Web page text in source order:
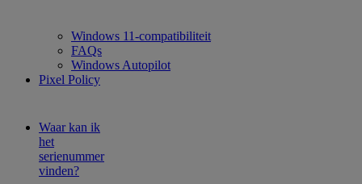
Windows 11-compatibiliteit
FAQs
Windows Autopilot
Pixel Policy
Waar kan ik
het
serienummer
vinden?